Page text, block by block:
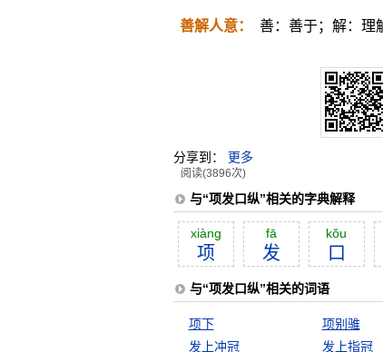
善解人意： 善：善于；解：理
分享到： 更多
阅读(3896次)
与“项发口纵”相关的字典解释
xiàng
项
fā
发
kŏu
口
与“项发口纵”相关的词语
项下 项别骓
发上冲冠
发上指冠